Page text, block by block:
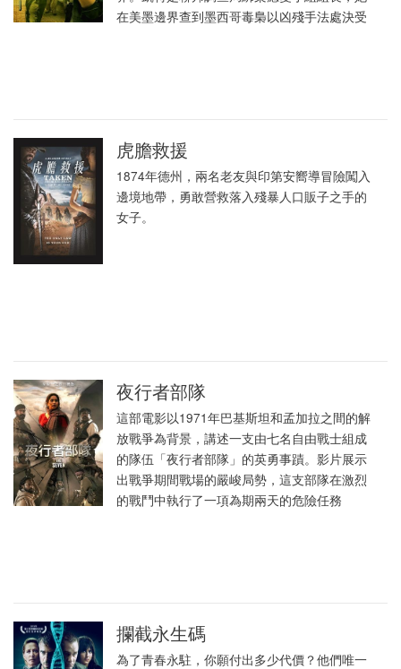
在美墨邊界查到墨西哥毒梟以凶殘手法處決受
虎膽救援
1874年德州，兩名老友與印第安嚮導冒險闖入
邊境地帶，勇敢營救落入殘暴人口販子之手的
女子。
夜行者部隊
這部電影以1971年巴基斯坦和孟加拉之間的解
放戰爭為背景，講述一支由七名自由戰士組成
的隊伍「夜行者部隊」的英勇事蹟。影片展示
出戰爭期間戰場的嚴峻局勢，這支部隊在激烈
的戰鬥中執行了一項為期兩天的危險任務
攔截永生碼
為了青春永駐，你願付出多少代價？他們唯一